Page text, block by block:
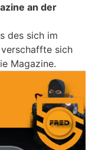
an der
des sich im
sich
Magazine.